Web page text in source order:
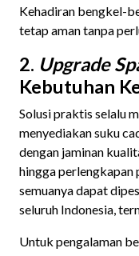
Kehadiran bengkel-
tetap aman tanpa
2. Upgrade
Kebutuhan
Solusi praktis selalu
menyediakan suku
dengan jaminan
hingga perlengkapan
semuanya dapat
seluruh Indonesia,
Untuk pengalaman